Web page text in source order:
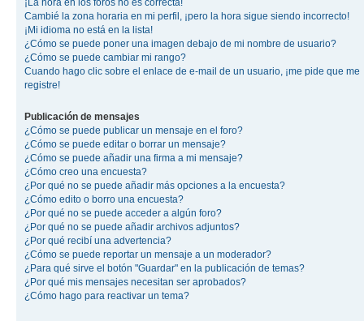
¡La hora en los foros no es correcta!
Cambié la zona horaria en mi perfil, ¡pero la hora sigue siendo incorrecto!
¡Mi idioma no está en la lista!
¿Cómo se puede poner una imagen debajo de mi nombre de usuario?
¿Cómo se puede cambiar mi rango?
Cuando hago clic sobre el enlace de e-mail de un usuario, ¡me pide que me
registre!
Publicación de mensajes
¿Cómo se puede publicar un mensaje en el foro?
¿Cómo se puede editar o borrar un mensaje?
¿Cómo se puede añadir una firma a mi mensaje?
¿Cómo creo una encuesta?
¿Por qué no se puede añadir más opciones a la encuesta?
¿Cómo edito o borro una encuesta?
¿Por qué no se puede acceder a algún foro?
¿Por qué no se puede añadir archivos adjuntos?
¿Por qué recibí una advertencia?
¿Cómo se puede reportar un mensaje a un moderador?
¿Para qué sirve el botón "Guardar" en la publicación de temas?
¿Por qué mis mensajes necesitan ser aprobados?
¿Cómo hago para reactivar un tema?